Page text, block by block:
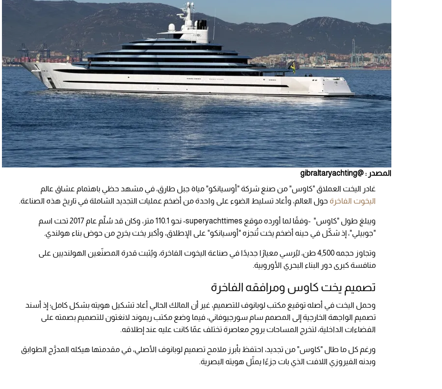
المصدر : @gibraltaryachting
غادر اليخت العملاق "كاوس" من صنع شركة "أوسيانكو" مياهَ جبل طارق، في مشهد حظي باهتمام عشاق عالم
اليخوت الفاخرة حول العالم، وأعاد تسليط الضوء على واحدة من أضخم عمليات التجديد الشاملة في تاريخ هذه الصناعة.
ويبلغ طول "كاوس" -وفقًا لما أورده موقع superyachttimes- نحو 110.1 متر، وكان قد سُلِّم عام 2017 تحت اسم
"جوبيلي"، إذ شكّل في حينه أضخم يخت تُنجزه "أوسيانكو" على الإطلاق، وأكبر يخت يخرج من حوض بناء هولندي.
وتجاوز حجمه 4,500 طن، ليُرسي معيارًا جديدًا في صناعة اليخوت الفاخرة، ويُثبت قدرة المصنّعين الهولنديين على
منافسة كبرى دور البناء البحري الأوروبية.
تصميم يخت كاوس ومرافقه الفاخرة
وحمل اليخت في أصله توقيع مكتب لوبانوف للتصميم، غير أن المالك الحالي أعاد تشكيل هويته بشكل كامل؛ إذ أسند
تصميم الواجهة الخارجية إلى المصمم سام سورجيوفاني، فيما وضع مكتب ريموند لانغتون للتصميم بصمته على
الفضاءات الداخلية، لتخرج المساحات بروح معاصرة تختلف عمّا كانت عليه عند إطلاقه.
ورغم كل ما طال "كاوس" من تجديد، احتفظ بأبرز ملامح تصميم لوبانوف الأصلي، في مقدمتها هيكله المدرَّج الطوابق
وبدنه الفيروزي اللافت الذي بات جزءًا يمثّل هويته البصرية.